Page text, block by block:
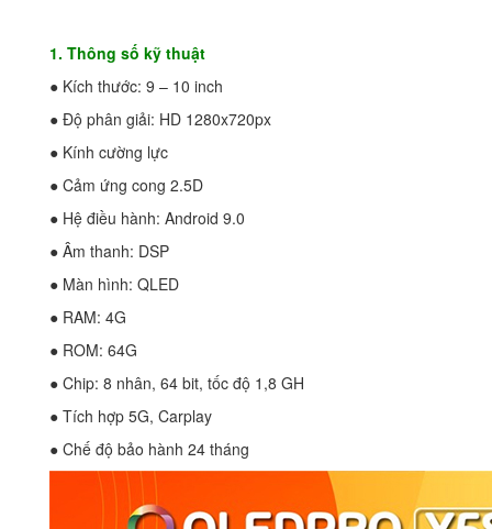
1. Thông số kỹ thuật
● Kích thước: 9 – 10 inch
● Độ phân giải: HD 1280x720px
● Kính cường lực
● Cảm ứng cong 2.5D
● Hệ điều hành: Android 9.0
● Âm thanh: DSP
● Màn hình: QLED
● RAM: 4G
● ROM: 64G
● Chip: 8 nhân, 64 bit, tốc độ 1,8 GH
● Tích hợp 5G, Carplay
● Chế độ bảo hành 24 tháng